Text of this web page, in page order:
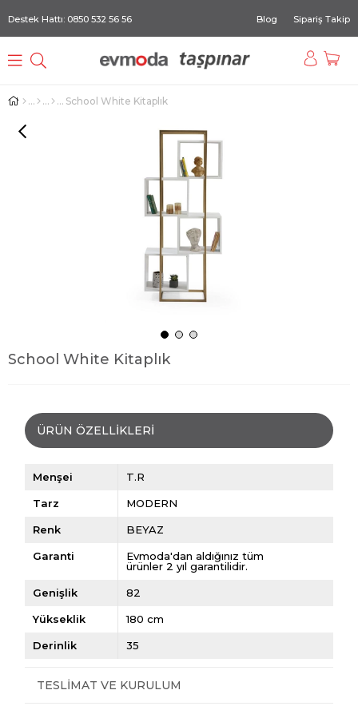
Destek Hattı: 0850 532 56 56 Blog Sipariş Takip
School White Kitaplık
School White Kitaplık
ÜRÜN ÖZELLIKLERI
Menşei T.R
Tarz MODERN
Renk BEYAZ
Garanti
Evmoda'dan aldığınız tüm
ürünler 2 yıl garantilidir.
Genişlik 82
Yükseklik 180 cm
Derinlik 35
TESLIMAT VE KURULUM